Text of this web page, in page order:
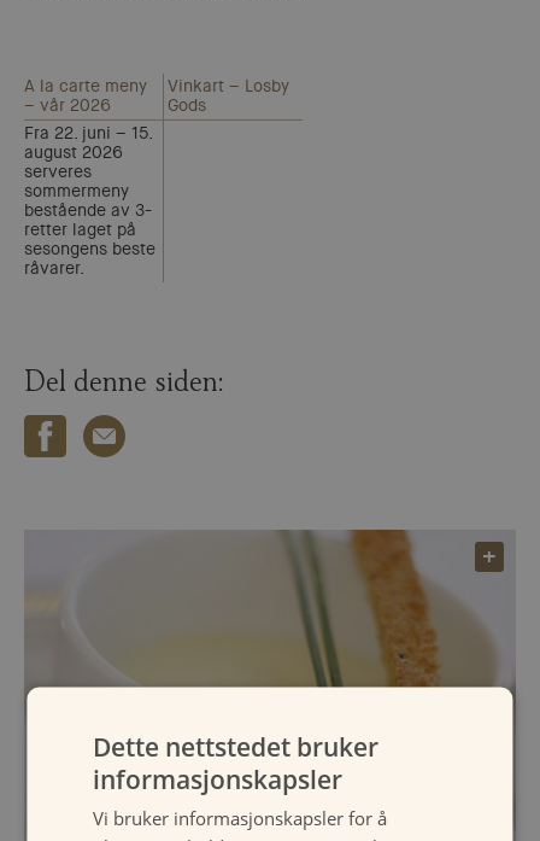
A la carte meny
– vår 2026
Vinkart – Losby
Gods
Fra 22. juni – 15.
august 2026
serveres
sommermeny
bestående av 3-
retter laget på
sesongens beste
råvarer.
Del denne siden:
Dette nettstedet bruker
informasjonskapsler
Vi bruker informasjonskapsler for å